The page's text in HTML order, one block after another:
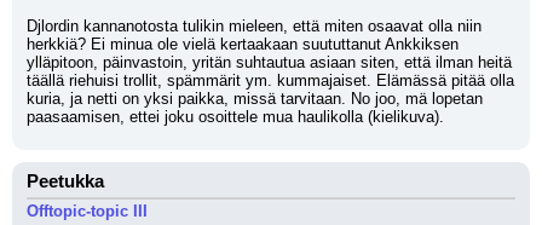
Djlordin kannanotosta tulikin mieleen, että miten osaavat olla niin
herkkiä? Ei minua ole vielä kertaakaan suututtanut Ankkiksen
ylläpitoon, päinvastoin, yritän suhtautua asiaan siten, että ilman heitä
täällä riehuisi trollit, spämmärit ym. kummajaiset. Elämässä pitää olla
kuria, ja netti on yksi paikka, missä tarvitaan. No joo, mä lopetan
paasaamisen, ettei joku osoittele mua haulikolla (kielikuva).
Peetukka
Offtopic-topic III